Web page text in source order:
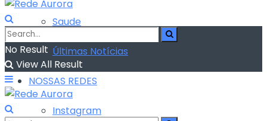
Saude
Últimas Notícias
NOSSAS REDES
Instagram
No Result
View All Result